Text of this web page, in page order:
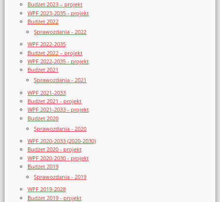
Budżet 2023 – projekt
WPF 2023-2035 - projekt
Budżet 2022
Sprawozdania - 2022
WPF 2022-2035
Budżet 2022 – projekt
WPF 2022-2035 - projekt
Budżet 2021
Sprawozdania - 2021
WPF 2021-2033
Budżet 2021 - projekt
WPF 2021-2033 - projekt
Budżet 2020
Sprawozdania - 2020
WPF 2020-2033 (2020-2030)
Budżet 2020 - projekt
WPF 2020-2030 - projekt
Budżet 2019
Sprawozdania - 2019
WPF 2019-2028
Budżet 2019 - projekt